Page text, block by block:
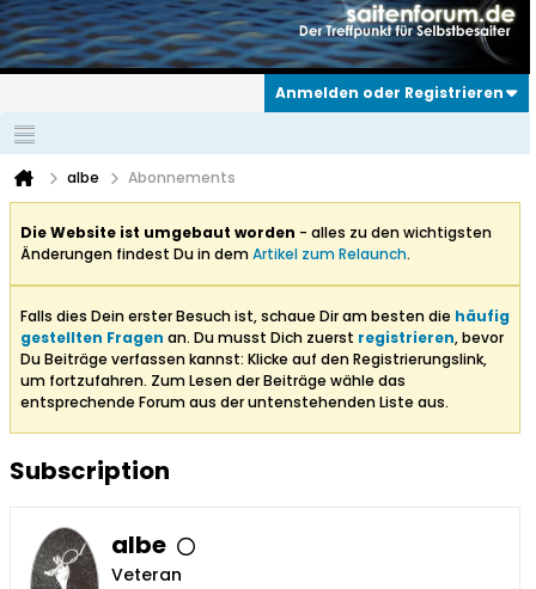
Anmelden oder Registrieren
albe Abonnements
Die Website ist umgebaut worden - alles zu den wichtigsten
Änderungen findest Du in demArtikel zum Relaunch.
Falls dies Dein erster Besuch ist, schaue Dir am besten die häufig
gestellten Fragen an. Du musst Dich zuerst registrieren, bevor
Du Beiträge verfassen kannst: Klicke auf den Registrierungslink,
um fortzufahren. Zum Lesen der Beiträge wähle das
entsprechende Forum aus der untenstehenden Liste aus.
Subscription
albe
Veteran